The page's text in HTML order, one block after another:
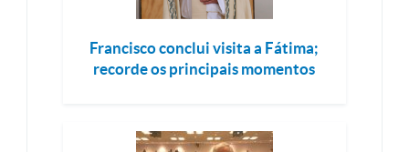
Francisco conclui visita a Fátima;
recorde os principais momentos